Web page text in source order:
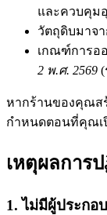
และควบคุ
วัตถุดิบมาจ
เกณฑ์การอ
2 พ.ศ. 2569 (
หากร้านของคุณส
กำหนดตอนที่คุณเ
เหตุผลการ
1. ไม่มีผู้ประกอ